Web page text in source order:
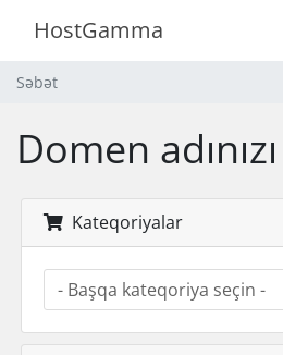
HostGamma
Səbət
Domen
Kateqoriyalar